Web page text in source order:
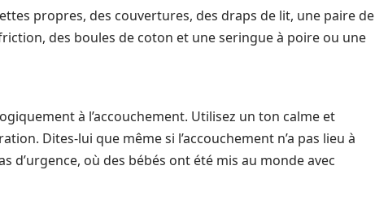
propres, des couvertures, des draps de lit, une paire de
des boules de coton et une seringue à poire ou une
à l’accouchement. Utilisez un ton calme et
Dites-lui que même si l’accouchement n’a pas lieu à
d’urgence, où des bébés ont été mis au monde avec